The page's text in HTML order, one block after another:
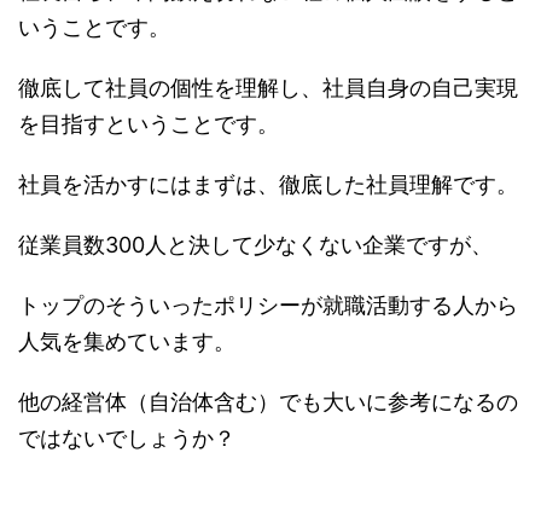
いうことです。
徹底して社員の個性を理解し、社員自身の自己実現
を目指すということです。
社員を活かすにはまずは、徹底した社員理解です。
従業員数300人と決して少なくない企業ですが、
トップのそういったポリシーが就職活動する人から
人気を集めています。
他の経営体（自治体含む）でも大いに参考になるの
ではないでしょうか？